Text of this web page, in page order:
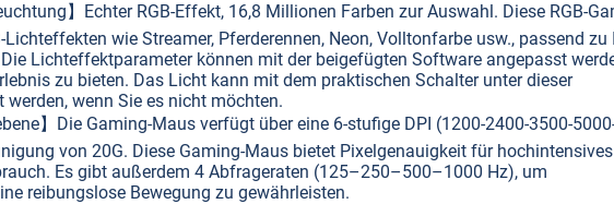
】Echter RGB-Effekt, 16,8 Millionen Farben zur Auswahl. Diese RGB-
wie Streamer, Pferderennen, Neon, Volltonfarbe usw., passend zu
Lichteffektparameter können mit der beigefügten Software angepasst
zu bieten. Das Licht kann mit dem praktischen Schalter unter dieser
wenn Sie es nicht möchten.
】Die Gaming-Maus verfügt über eine 6-stufige DPI (1200-2400-3500-
von 20G. Diese Gaming-Maus bietet Pixelgenauigkeit für hochintensives
Es gibt außerdem 4 Abfrageraten (125–250–500–1000 Hz), um
reibungslose Bewegung zu gewährleisten.